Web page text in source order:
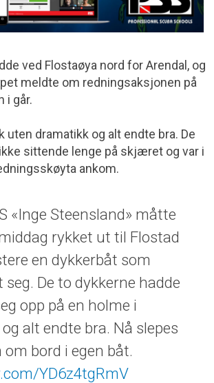
ved Flostaøya nord for Arendal, og
meldte om redningsaksjonen på
i går.
uten dramatikk og alt endte bra. De
sittende lenge på skjæret og var i
ankom.
«Inge Steensland» måtte
rykket ut til Flostad
en dykkerbåt som
seg. De to dykkerne hadde
opp på en holme i
alt endte bra. Nå slepes
bord i egen båt.
YD6z4tgRmV